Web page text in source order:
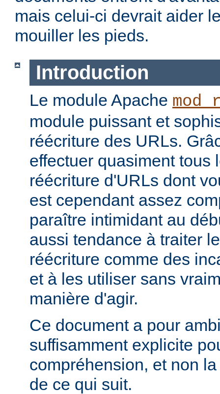
mais celui-ci devrait aider
mouiller les pieds.
Introduction
Le module Apache
module puissant et
réécriture des URLs.
effectuer quasiment tous
réécriture d'URLs dont
est cependant assez
paraître intimidant au
aussi tendance à traiter
réécriture comme des
et à les utiliser sans
manière d'agir.
Ce document a pour
suffisamment explicite
compréhension, et non
de ce qui suit.